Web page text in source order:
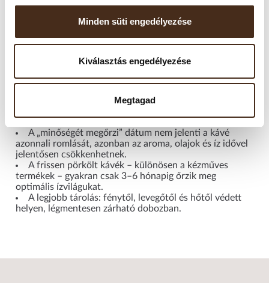
Minden süti engedélyezése
Kiválasztás engedélyezése
Megtagad
A kapszulákat száraz, hűvös, fénytől védett helyen tárolja.
vagy párának. A csomagolás felbontása után is őrzik
aromájukat, de a legjobb élmény érdekében javasolt 6-12
hónapon belül elfogyasztani.
A „minőségét megőrzi” dátum nem jelenti a kávé
azonnali romlását, azonban az aroma, olajok és íz idővel
jelentősen csökkenhetnek.
A frissen pörkölt kávék – különösen a kézműves
termékek – gyakran csak 3–6 hónapig őrzik meg
optimális ízvilágukat.
A legjobb tárolás: fénytől, levegőtől és hőtől védett
helyen, légmentesen zárható dobozban.